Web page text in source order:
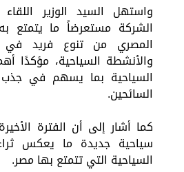
واستهل السيد الوزير
الشركة مستعرضاً ما يتمتع
المصري من تنوع فريد في
والأنشطة السياحية، مؤكدًا
السياحية بما يسهم في
السائحين.
كما أشار إلى أن الفترة
سياحية جديدة ما يعكس
السياحية التي تتمتع بها مصر.